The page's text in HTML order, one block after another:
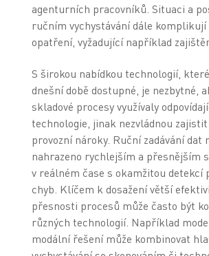
agenturních pracovníků. Situaci a
ručním vychystávání dále komplikují
opatření, vyžadující například
S širokou nabídkou technologií,
dnešní době dostupné, je nezbytné,
skladové procesy využívaly
technologie, jinak nezvládnou
provozní nároky. Ruční zadávání dat
nahrazeno rychlejším a přesnějším
v reálném čase s okamžitou detekcí
chyb. Klíčem k dosažení větší
přesnosti procesů může často být
různých technologií. Například
modální řešení může kombinovat